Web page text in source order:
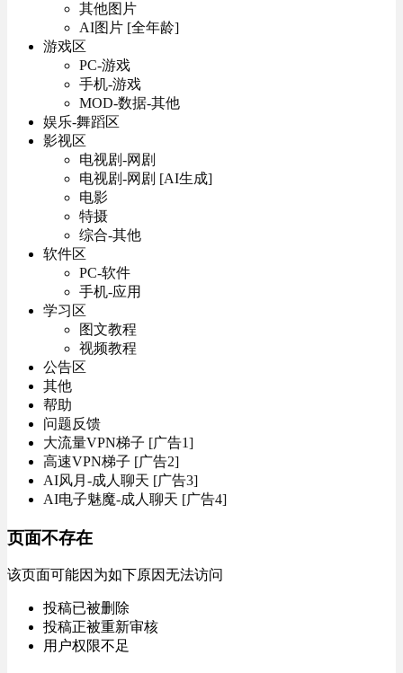
其他图片
AI图片 [全年龄]
游戏区
PC-游戏
手机-游戏
MOD-数据-其他
娱乐-舞蹈区
影视区
电视剧-网剧
电视剧-网剧 [AI生成]
电影
特摄
综合-其他
软件区
PC-软件
手机-应用
学习区
图文教程
视频教程
公告区
其他
帮助
问题反馈
大流量VPN梯子 [广告1]
高速VPN梯子 [广告2]
AI风月-成人聊天 [广告3]
AI电子魅魔-成人聊天 [广告4]
页面不存在
该页面可能因为如下原因无法访问
投稿已被删除
投稿正被重新审核
用户权限不足